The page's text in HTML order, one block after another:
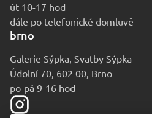
út 10-17 hod
dále po telefonické domluvě
brno
Galerie Sýpka, Svatby Sýpka
Údolní 70, 602 00, Brno
po-pá 9-16 hod